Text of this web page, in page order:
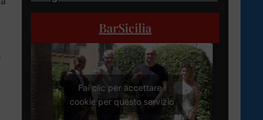
BarSicilia
Fai clic per accettare i
cookie per questo servizio